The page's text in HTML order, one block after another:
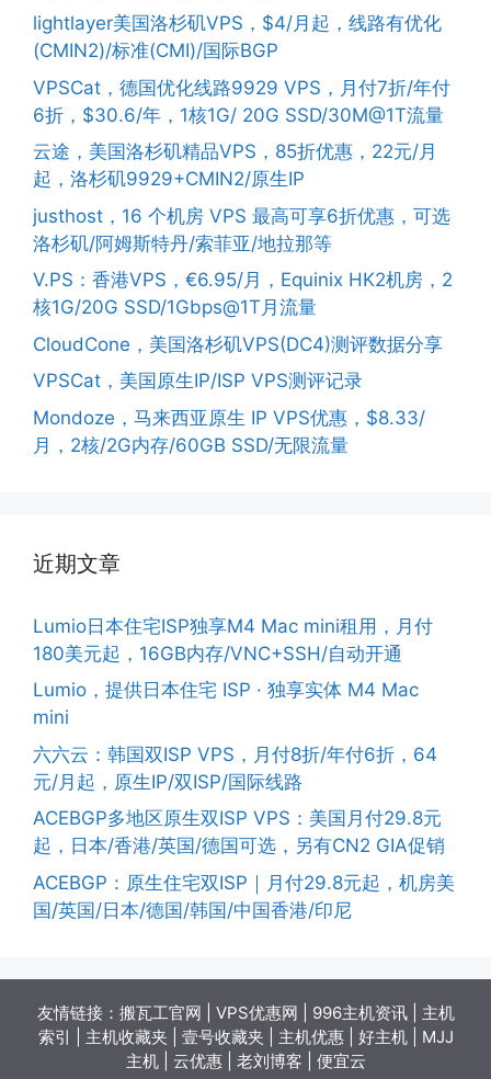
lightlayer美国洛杉矶VPS，$4/月起，线路有优化
(CMIN2)/标准(CMI)/国际BGP
VPSCat，德国优化线路9929 VPS，月付7折/年付
6折，$30.6/年，1核1G/ 20G SSD/30M@1T流量
云途，美国洛杉矶精品VPS，85折优惠，22元/月
起，洛杉矶9929+CMIN2/原生IP
justhost，16 个机房 VPS 最高可享6折优惠，可选
洛杉矶/阿姆斯特丹/索菲亚/地拉那等
V.PS：香港VPS，€6.95/月，Equinix HK2机房，2
核1G/20G SSD/1Gbps@1T月流量
CloudCone，美国洛杉矶VPS(DC4)测评数据分享
VPSCat，美国原生IP/ISP VPS测评记录
Mondoze，马来西亚原生 IP VPS优惠，$8.33/
月，2核/2G内存/60GB SSD/无限流量
近期文章
Lumio日本住宅ISP独享M4 Mac mini租用，月付
180美元起，16GB内存/VNC+SSH/自动开通
Lumio，提供日本住宅 ISP · 独享实体 M4 Mac
mini
六六云：韩国双ISP VPS，月付8折/年付6折，64
元/月起，原生IP/双ISP/国际线路
ACEBGP多地区原生双ISP VPS：美国月付29.8元
起，日本/香港/英国/德国可选，另有CN2 GIA促销
ACEBGP：原生住宅双ISP｜月付29.8元起，机房美
国/英国/日本/德国/韩国/中国香港/印尼
友情链接： 搬瓦工官网 VPS优惠网 996主机资讯| 主机
索引
主机收藏夹 壹号收藏夹 主机优惠| 好主机| MJJ
主机| 云优惠| 老刘博客 便宜云